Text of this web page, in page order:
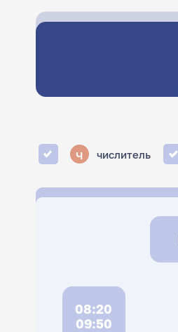
ч числитель
08:20
09:50